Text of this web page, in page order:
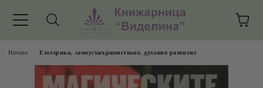
Начало Езотерика, самоусъвършенстване, духовно развитие